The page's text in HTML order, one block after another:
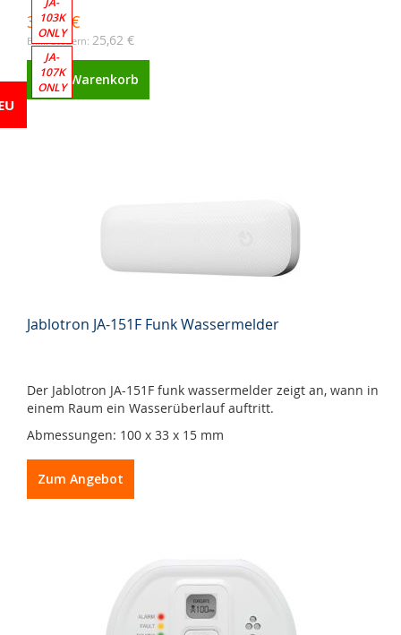
31,00 €
25,62 €
Zum Warenkorb
103K
ONLY
JA-
107K
ONLY
Jablotron JA-151F Funk Wassermelder
Der Jablotron JA-151F funk wassermelder zeigt an, wann in
einem Raum ein Wasserüberlauf auftritt.
Abmessungen: 100 x 33 x 15 mm
Zum Angebot